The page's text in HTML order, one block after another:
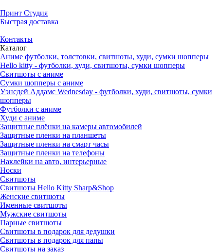
Принт Студия
Быстрая доставка
Контакты
Каталог
Аниме футболки, толстовки, свитшоты, худи, сумки шопперы
Hello kitty - футболки, худи, свитшоты, сумки шопперы
Свитшоты с аниме
Сумки шопперы с аниме
Уэнсдей Аддамс Wednesday - футболки, худи, свитшоты, сумки
шопперы
Футболки с аниме
Худи с аниме
Защитные плёнки на камеры автомобилей
Защитные пленки на планшеты
Защитные пленки на смарт часы
Защитные пленки на телефоны
Наклейки на авто, интерьерные
Носки
Свитшоты
Cвитшоты Hello Kitty Sharp&Shop
Женские свитшоты
Именные свитшоты
Мужские свитшоты
Парные свитшоты
Свитшоты в подарок для дедушки
Свитшоты в подарок для папы
Свитшоты на заказ